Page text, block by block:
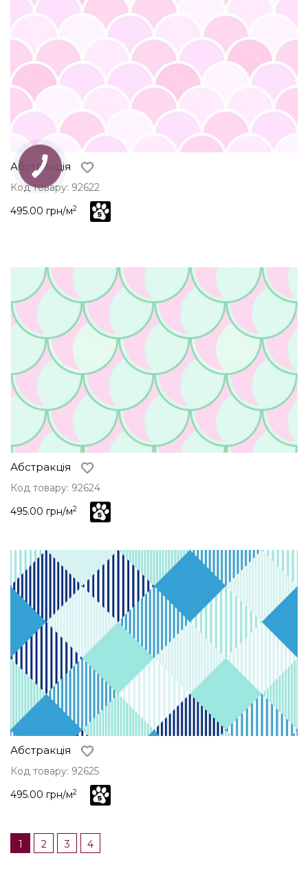
Абстракція
Код товару: 92622
495.00 грн/м2
Абстракція
Код товару: 92624
495.00 грн/м2
Абстракція
Код товару: 92625
495.00 грн/м2
1 2 3 4